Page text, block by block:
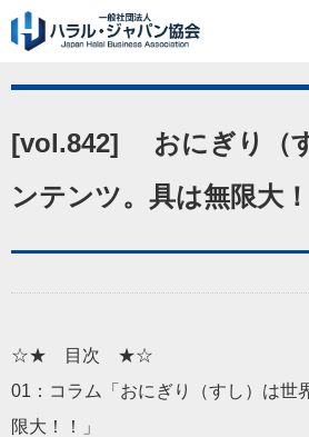
[vol.842] おにぎり（
ンテンツ。具は無限大！
☆★ 目次 ★☆
01：コラム「おにぎり（すし）は世
限大！！」